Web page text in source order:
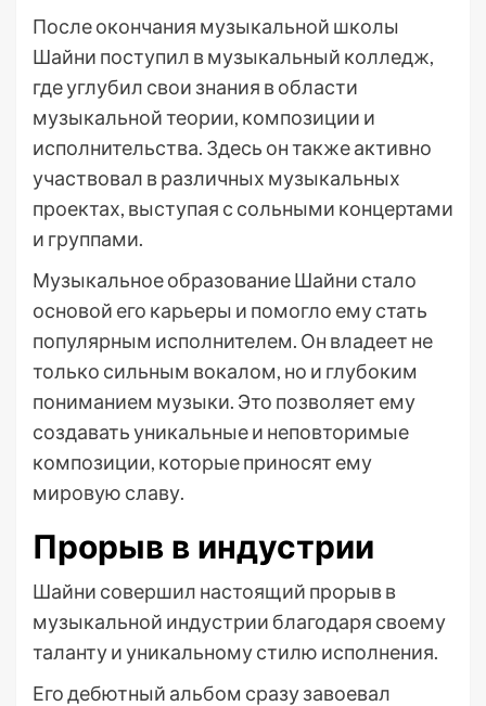
После окончания музыкальной школы
Шайни поступил в музыкальный колледж,
где углубил свои знания в области
музыкальной теории, композиции и
исполнительства. Здесь он также активно
участвовал в различных музыкальных
проектах, выступая с сольными концертами
и группами.
Музыкальное образование Шайни стало
основой его карьеры и помогло ему стать
популярным исполнителем. Он владеет не
только сильным вокалом, но и глубоким
пониманием музыки. Это позволяет ему
создавать уникальные и неповторимые
композиции, которые приносят ему
мировую славу.
Прорыв в индустрии
Шайни совершил настоящий прорыв в
музыкальной индустрии благодаря своему
таланту и уникальному стилю исполнения.
Его дебютный альбом сразу завоевал